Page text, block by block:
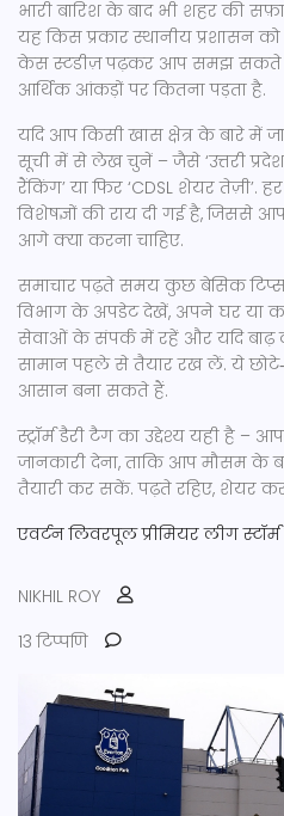
भारी बारिश के बाद भी शहर की
यह किस प्रकार स्थानीय प्रशासन
केस स्टडीज़ पढ़कर आप समझ सकते
आर्थिक आंकड़ों पर कितना पड़ता है.
यदि आप किसी खास क्षेत्र के बारे में
सूची में से लेख चुनें – जैसे ‘उत्तरी प्रदेश
रैंकिंग’ या फिर ‘CDSL शेयर
विशेषज्ञों की राय दी गई है,
आगे क्या करना चाहिए.
समाचार पढ़ते समय कुछ बेसिक
विभाग के अपडेट देखें, अपने घर या
सेवाओं के संपर्क में रहें और यदि बाढ़
सामान पहले से तैयार रख लें. ये
आसान बना सकते हैं.
स्ट्रॉर्म डैरी टैग का उद्देश्य यही है
जानकारी देना, ताकि आप मौसम के
तैयारी कर सकें. पढ़ते रहिए, शेयर
एवर्टन लिवरपूल प्रीमियर लीग
NIKHIL ROY
13 टिप्पणि